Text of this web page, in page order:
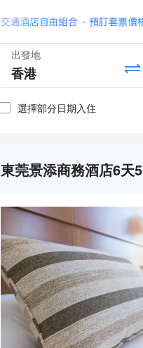
出發地
選擇部分日期入住
東莞景添商務酒店6天